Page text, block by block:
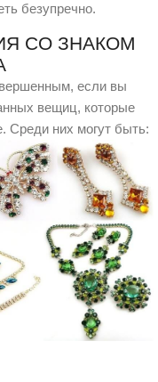
безупречно.
СО ЗНАКОМ
если вы
вещиц, которые
Среди них могут быть: